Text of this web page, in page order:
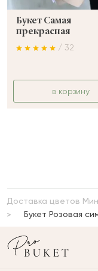
Букет Самая
прекрасная
/ 32
в корзину
Доставка цветов
Букет Розовая